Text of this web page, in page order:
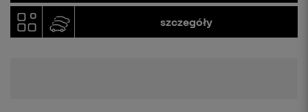
szczegóły